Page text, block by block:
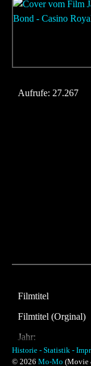
Aufrufe: 27.267
Filmtitel
Filmtitel (Orginal)
Jahr:
Land:
Historie - Statistik -
© 2026 Mo-Mo (Movie